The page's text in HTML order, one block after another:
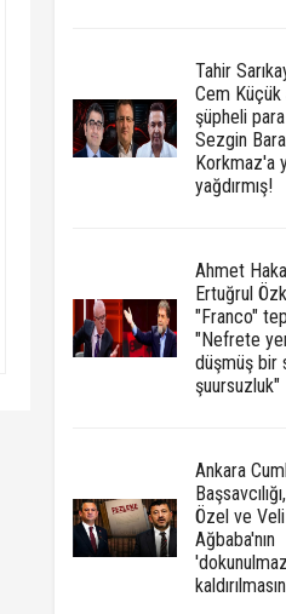
Tahir
Cem Küçük
şüpheli
Sezgin
Korkmaz'a
yağdırmış!
Ahmet
Ertuğrul
"Franco"
"Nefrete
düşmüş bir
şuursuzluk"
Ankara
Özel ve Veli
Ağbaba'nın